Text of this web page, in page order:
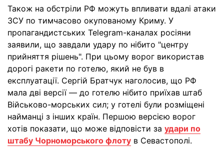
Також на обстріли РФ можуть впливати вдалі атаки
ЗСУ по тимчасово окупованому Криму. У
пропагандистських Telegram-каналах росіяни
заявили, що завдали удару по нібито "центру
прийняття рішень". При цьому ворог використав
дорогі ракети по готелю, який не був в
експлуатації. Сергій Братчук наголосив, що РФ
мала дві версії — до готелю нібито приїхав штаб
Військово-морських сил; у готелі були розміщені
найманці з інших країн. Першою версією ворог
хотів показати, що може відповісти за удари по
штабу Чорноморського флоту в Севастополі.